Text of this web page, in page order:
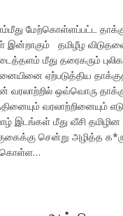
மேற்கொள்ளப்பட்ட
தமிழீழ
மீது தரைகரும்
முனையினை ஏற்படுத்திய
வரலாற்றில் ஒவ்வொரு
வரலாற்றினையும்
இடங்கள் மீது வீசி
சென்று அழித்த
கொள்ள…